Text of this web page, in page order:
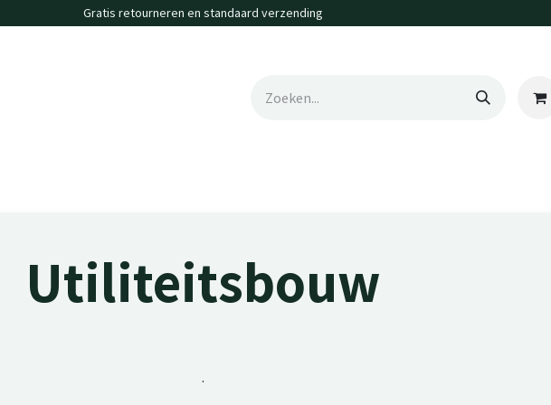
Gratis retourneren en standaard verzending
Utiliteitsbouw
.